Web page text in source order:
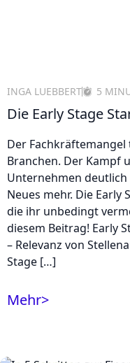
INGA LUEBBERT 5
Die Early Stage
Der
Branchen. Der
Unternehmen
Neues mehr. Die Early
die ihr unbedingt
diesem Beitrag! Early
– Relevanz von
Stage […]
Mehr>